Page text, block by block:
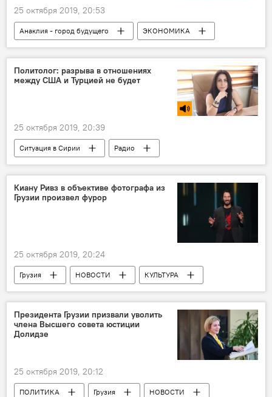
25 октября 2019, 20:53
Анаклия - город будущего
ЭКОНОМИКА
Грузия
НОВОСТИ
Политолог: разрыва в отношениях
между США и Турцией не будет
25 октября 2019, 20:39
Ситуация в Сирии
Радио
Политика
В мире
Сирия
США
Турция
Киану Ривз в объективе фотографа из
Грузии произвел фурор
25 октября 2019, 20:24
Грузия НОВОСТИ
КУЛЬТУРА
Киану Ривз
фотография
Светская хроника
Президента Грузии призвали уволить
члена Высшего совета юстиции
Долидзе
25 октября 2019, 20:12
ПОЛИТИКА Грузия
НОВОСТИ